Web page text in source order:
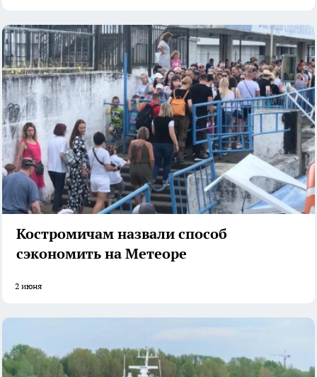
Костромичам назвали способ
сэкономить на Метеоре
2 июня